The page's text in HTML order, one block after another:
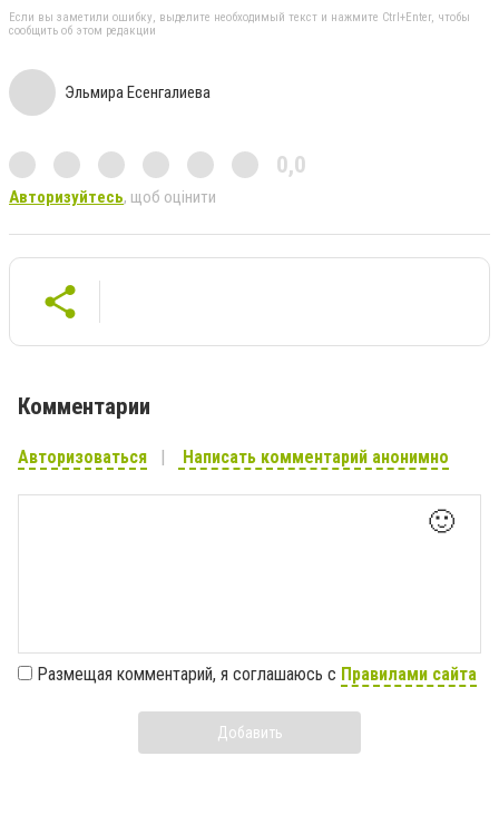
Если вы заметили ошибку, выделите необходимый текст и нажмите Ctrl+Enter, чтобы
сообщить об этом редакции
Эльмира Есенгалиева
0,0
Авторизуйтесь, щоб оцінити
Комментарии
Авторизоваться Написать комментарий анонимно
🙂
Размещая комментарий, я соглашаюсь с Правилами сайта
Добавить